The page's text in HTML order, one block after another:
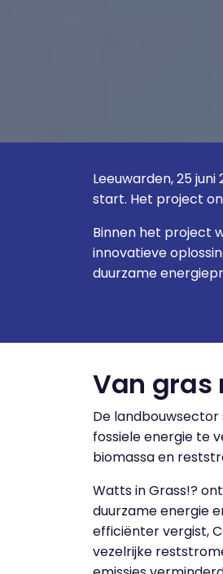
Leeuwarden, 25
start. Het project
Binnen het project
innovatieve
duurzame
Van gras
De
fossiele energie te
biomassa en
Watts in Grass!?
duurzame energie
efficiënter vergist,
vezelrijke